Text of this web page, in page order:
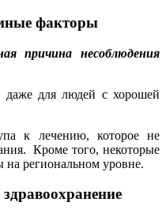
факторы
причина несоблюдения
даже для людей с хорошей
к лечению, которое не
Кроме того, некоторые
на региональном уровне.